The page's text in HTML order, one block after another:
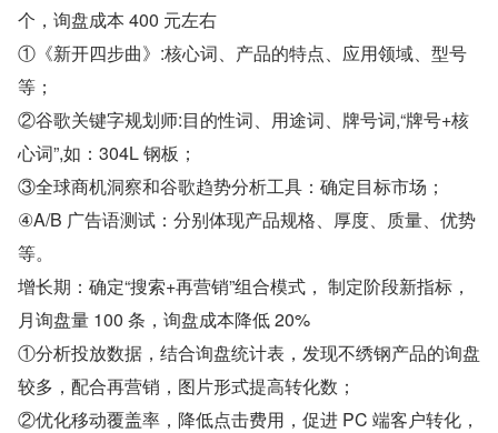
个，询盘成本 400 元左右
①《新开四步曲》:核心词、产品的特点、应用领域、型号
等；
②谷歌关键字规划师:目的性词、用途词、牌号词,“牌号+核
心词”,如：304L 钢板；
③全球商机洞察和谷歌趋势分析工具：确定目标市场；
④A/B 广告语测试：分别体现产品规格、厚度、质量、优势
等。
增长期：确定“搜索+再营销”组合模式， 制定阶段新指标，
月询盘量 100 条，询盘成本降低 20%
①分析投放数据，结合询盘统计表，发现不绣钢产品的询盘
较多，配合再营销，图片形式提高转化数；
②优化移动覆盖率，降低点击费用，促进 PC 端客户转化，